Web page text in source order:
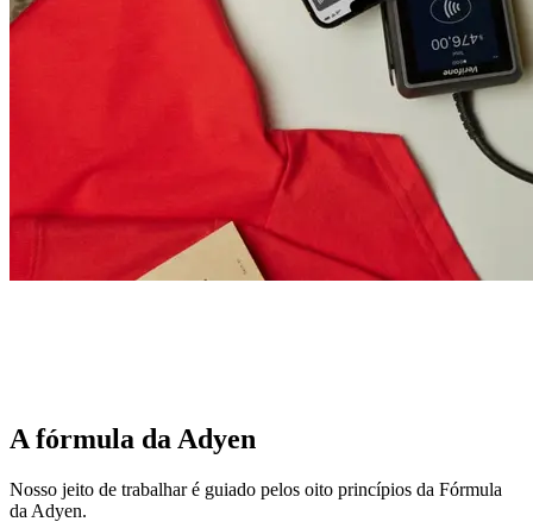
A fórmula da Adyen
Nosso jeito de trabalhar é guiado pelos oito princípios da Fórmula
da Adyen.